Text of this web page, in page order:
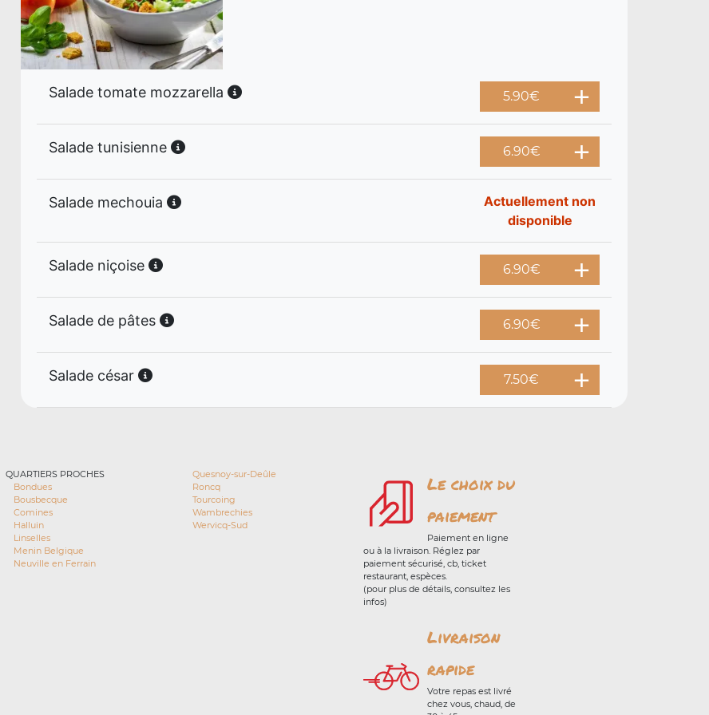
Salade tomate mozzarella 5.90€
Salade tunisienne 6.90€
Salade mechouia
Actuellement non
disponible
Salade niçoise 6.90€
Salade de pâtes 6.90€
Salade césar 7.50€
QUARTIERS PROCHES
Bondues
Bousbecque
Comines
Halluin
Linselles
Menin Belgique
Neuville en Ferrain
Quesnoy-sur-Deûle
Roncq
Tourcoing
Wambrechies
Wervicq-Sud
Le choix du
paiement
Paiement en ligne
ou à la livraison. Réglez par
paiement sécurisé, cb, ticket
restaurant, espèces.
(pour plus de détails, consultez les
infos)
Livraison
rapide
Votre repas est livré
chez vous, chaud, de